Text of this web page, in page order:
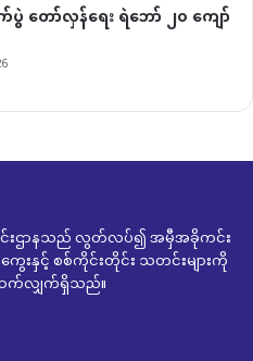
တော်လှန်ရေး ရဲဘော် ၂၀ ကျော်
သတင်းဌာနသည် လွတ်လပ်၍ အမှီအခိုကင်း
ကွေးနှင့် စစ်ကိုင်းတိုင်း သတင်းများကို
က်လျှက်ရှိသည်။